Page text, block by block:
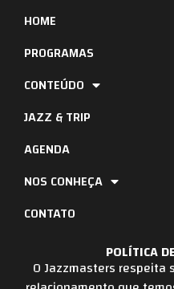
POLÍTICA
O Jazzmasters respeita
HOME
PROGRAMAS
CONTEÚDO
JAZZ & TRIP
AGENDA
NOS CONHEÇA
CONTATO